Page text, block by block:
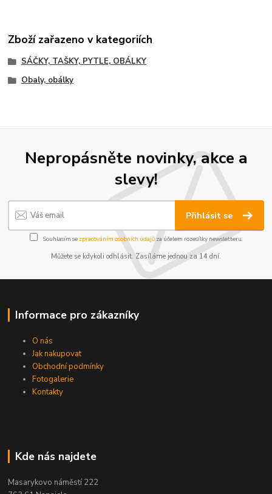
Zboží zařazeno v kategoriích
SÁČKY, TAŠKY, PYTLE, OBÁLKY
Obaly, obálky
Nepropásněte novinky, akce a
slevy!
Přihlásit se
Souhlasím se zpracováním osobních údajůza účelem rozesílky newsletteru.
Můžete se kdykoli odhlásit. Zasíláme jednou za 14 dní.
Informace pro zákazníky
O nás
Jak nakupovat
Obchodní podmínky
Fotogalerie
Kontakty
Kde nás najdete
Masarykovo náměstí 222